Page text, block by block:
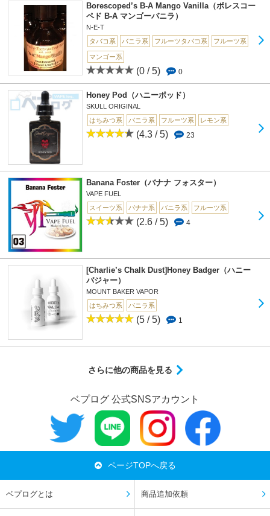
Borescoped’s B-A Mango Vanilla（ボレスコー
ペド B-A マンゴーバニラ）
N-E-T
タバコ系
バニラ系 フルーツタバコ系 フルーツ系
マンゴー系
(0 / 5) 0
Honey Pod（ハニーポッド）
SKULL ORIGINAL
はちみつ系
バニラ系 フルーツ系 レモン系
(4.3 / 5) 23
Banana Foster（バナナ フォスター）
VAPE FUEL
スイーツ系
バナナ系 バニラ系 フルーツ系
(2.6 / 5) 4
[Charlie’s Chalk Dust]Honey Badger（ハニー
バジャー）
MOUNT BAKER VAPOR
はちみつ系
バニラ系
(5 / 5) 1
さらに他の商品を見る
ベプログ 公式SNSアカウント
ページTOPへ戻る
ベプログとは 商品追加依頼